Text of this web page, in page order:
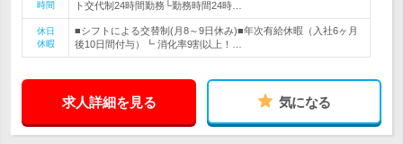
時間
ト交代制24時間勤務└勤務時間24時…
休日
休暇
■シフトによる交替制(月8～9日休み)■年次有給休暇（入社6ヶ月
後10日間付与）┗ 消化率9割以上！…
求人詳細を見る 気になる